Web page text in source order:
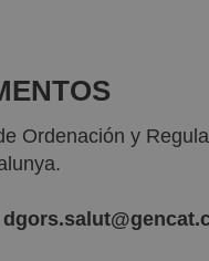
Ordenación y